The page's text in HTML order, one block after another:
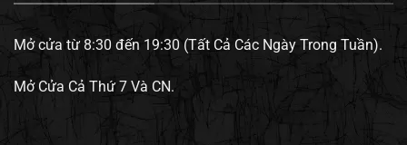
Mở cửa từ 8:30 đến 19:30 (Tất Cả Các Ngày Trong Tuần).
Mở Cửa Cả Thứ 7 Và CN.